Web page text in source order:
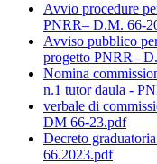
Avvio procedure
PNRR– D.M. 66-
Avviso pubblico
progetto PNRR–
Nomina
n.1 tutor daula -
verbale di
DM 66-23.pdf
Decreto
66.2023.pdf